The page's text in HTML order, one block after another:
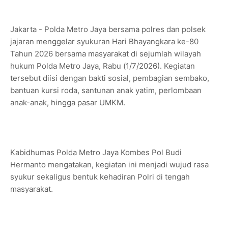
Jakarta - Polda Metro Jaya bersama polres dan polsek
jajaran menggelar syukuran Hari Bhayangkara ke-80
Tahun 2026 bersama masyarakat di sejumlah wilayah
hukum Polda Metro Jaya, Rabu (1/7/2026). Kegiatan
tersebut diisi dengan bakti sosial, pembagian sembako,
bantuan kursi roda, santunan anak yatim, perlombaan
anak-anak, hingga pasar UMKM.
Kabidhumas Polda Metro Jaya Kombes Pol Budi
Hermanto mengatakan, kegiatan ini menjadi wujud rasa
syukur sekaligus bentuk kehadiran Polri di tengah
masyarakat.